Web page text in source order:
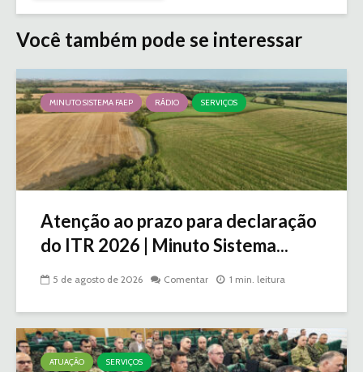
Você também pode se interessar
MINUTO SISTEMA FAEP RÁDIO SERVIÇOS
Atenção ao prazo para declaração
do ITR 2026 | Minuto Sistema...
5 de agosto de 2026 Comentar 1 min. leitura
ATUAÇÃO SERVIÇOS